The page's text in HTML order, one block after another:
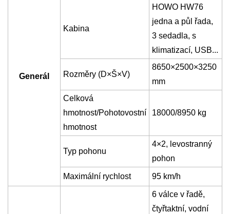
Generál
Kabina
HOWO HW76
jedna a půl řada,
3 sedadla, s
klimatizací, USB...
Rozměry (D×Š×V)
8650×2500×3250
mm
Celková
hmotnost/Pohotovostní
hmotnost
18000/8950 kg
Typ pohonu
4×2, levostranný
pohon
Maximální rychlost 95 km/h
6 válce v řadě,
čtyřtaktní, vodní